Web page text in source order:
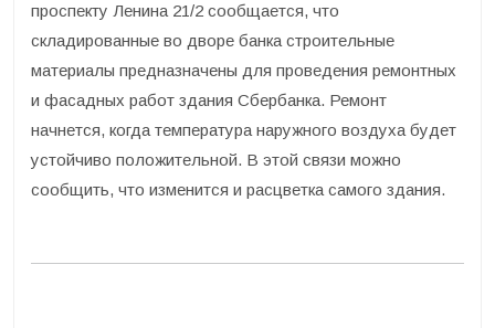
проспекту Ленина 21/2 сообщается, что
складированные во дворе банка строительные
материалы предназначены для проведения ремонтных
и фасадных работ здания Сбербанка. Ремонт
начнется, когда температура наружного воздуха будет
устойчиво положительной. В этой связи можно
сообщить, что изменится и расцветка самого здания.